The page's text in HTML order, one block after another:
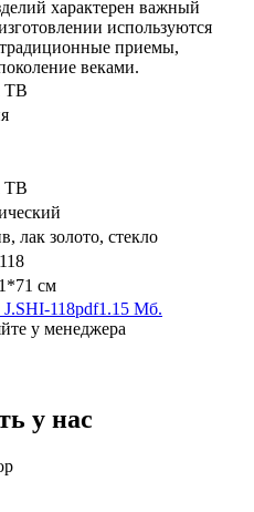
характерен важный
используются
приемы,
веками.
ТВ
ТВ
лак золото, стекло
см
118pdf1.15 Мб.
у менеджера
у нас